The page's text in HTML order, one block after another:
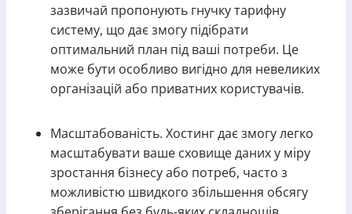
зазвичай пропонують гнучку тарифну
систему, що дає змогу підібрати
оптимальний план під ваші потреби. Це
може бути особливо вигідно для невеликих
організацій або приватних користувачів.
Масштабованість. Хостинг дає змогу легко
масштабувати ваше сховище даних у міру
зростання бізнесу або потреб, часто з
можливістю швидкого збільшення обсягу